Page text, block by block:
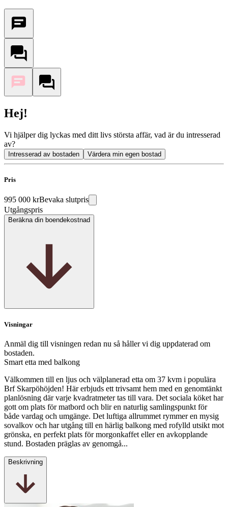
Hej!
Vi hjälper dig lyckas med ditt livs största affär, vad är du intresserad
av?
Intresserad av bostaden Värdera min egen bostad
Pris
995 000 krBevaka slutpris
Utgångspris
Beräkna din boendekostnad
Visningar
Anmäl dig till visningen redan nu så håller vi dig uppdaterad om
bostaden.
Smart etta med balkong
Välkommen till en ljus och välplanerad etta om 37 kvm i populära
Brf Skarpöhöjden! Här erbjuds ett trivsamt hem med en genomtänkt
planlösning där varje kvadratmeter tas till vara. Det sociala köket har
gott om plats för matbord och blir en naturlig samlingspunkt för
både vardag och umgänge. Det luftiga allrummet rymmer en mysig
sovalkov och har utgång till en härlig balkong med rofylld utsikt mot
grönska, en perfekt plats för morgonkaffet eller en avkopplande
stund. Bostaden präglas av genomgå...
Beskrivning